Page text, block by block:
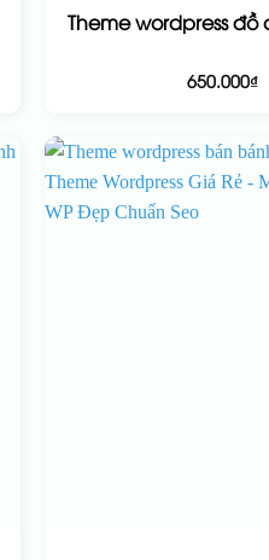
Theme wordpress đồ
650.000₫